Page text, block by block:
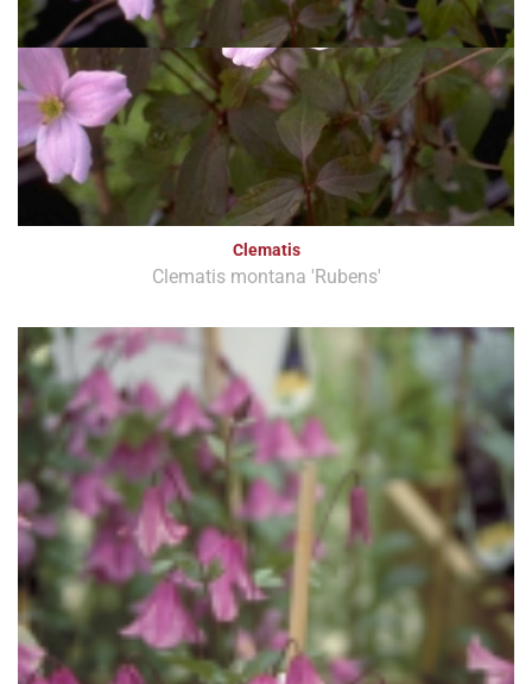
Clematis
Clematis montana 'Rubens'